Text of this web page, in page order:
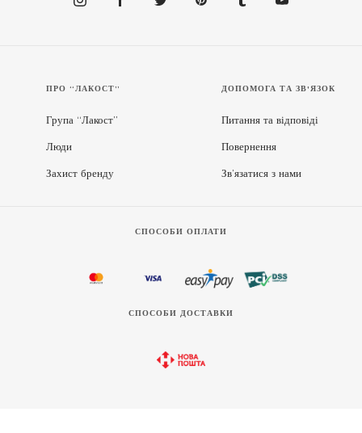
ПРО “ЛАКОСТ”
Група “Лакост”
Люди
Захист бренду
ДОПОМОГА ТА ЗВ'ЯЗОК
Питання та відповіді
Повернення
Зв’язатися з нами
СПОСОБИ ОПЛАТИ
СПОСОБИ ДОСТАВКИ